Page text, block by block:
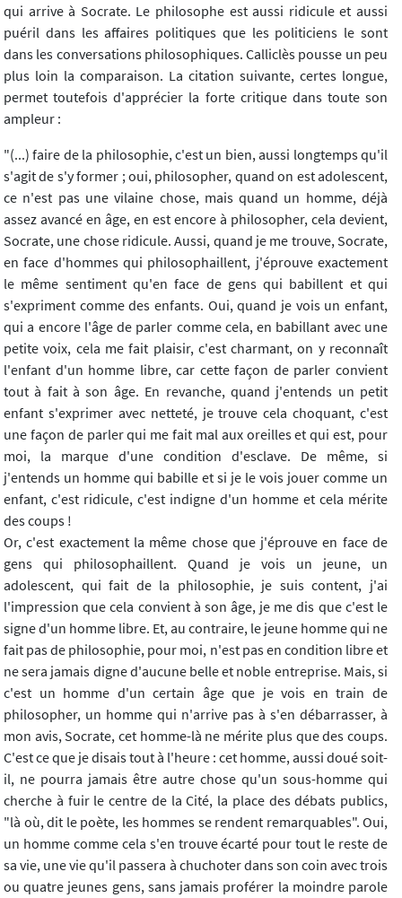
qui arrive à Socrate. Le philosophe est aussi ridicule et aussi
puéril dans les affaires politiques que les politiciens le sont
dans les conversations philosophiques. Calliclès pousse un peu
plus loin la comparaison. La citation suivante, certes longue,
permet toutefois d'apprécier la forte critique dans toute son
ampleur :
"(...) faire de la philosophie, c'est un bien, aussi longtemps qu'il
s'agit de s'y former ; oui, philosopher, quand on est adolescent,
ce n'est pas une vilaine chose, mais quand un homme, déjà
assez avancé en âge, en est encore à philosopher, cela devient,
Socrate, une chose ridicule. Aussi, quand je me trouve, Socrate,
en face d'hommes qui philosophaillent, j'éprouve exactement
le même sentiment qu'en face de gens qui babillent et qui
s'expriment comme des enfants. Oui, quand je vois un enfant,
qui a encore l'âge de parler comme cela, en babillant avec une
petite voix, cela me fait plaisir, c'est charmant, on y reconnaît
l'enfant d'un homme libre, car cette façon de parler convient
tout à fait à son âge. En revanche, quand j'entends un petit
enfant s'exprimer avec netteté, je trouve cela choquant, c'est
une façon de parler qui me fait mal aux oreilles et qui est, pour
moi, la marque d'une condition d'esclave. De même, si
j'entends un homme qui babille et si je le vois jouer comme un
enfant, c'est ridicule, c'est indigne d'un homme et cela mérite
des coups !
Or, c'est exactement la même chose que j'éprouve en face de
gens qui philosophaillent. Quand je vois un jeune, un
adolescent, qui fait de la philosophie, je suis content, j'ai
l'impression que cela convient à son âge, je me dis que c'est le
signe d'un homme libre. Et, au contraire, le jeune homme qui ne
fait pas de philosophie, pour moi, n'est pas en condition libre et
ne sera jamais digne d'aucune belle et noble entreprise. Mais, si
c'est un homme d'un certain âge que je vois en train de
philosopher, un homme qui n'arrive pas à s'en débarrasser, à
mon avis, Socrate, cet homme-là ne mérite plus que des coups.
C'est ce que je disais tout à l'heure : cet homme, aussi doué soit-
il, ne pourra jamais être autre chose qu'un sous-homme qui
cherche à fuir le centre de la Cité, la place des débats publics,
"là où, dit le poète, les hommes se rendent remarquables". Oui,
un homme comme cela s'en trouve écarté pour tout le reste de
sa vie, une vie qu'il passera à chuchoter dans son coin avec trois
ou quatre jeunes gens, sans jamais proférer la moindre parole